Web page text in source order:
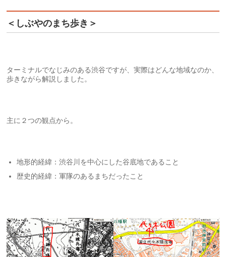
＜しぶやのまち歩き＞
ターミナルでなじみのある渋谷ですが、実際はどんな地域なのか、
歩きながら解説しました。
主に２つの観点から。
地形的経緯：渋谷川を中心にした谷底地であること
歴史的経緯：軍隊のあるまちだったこと